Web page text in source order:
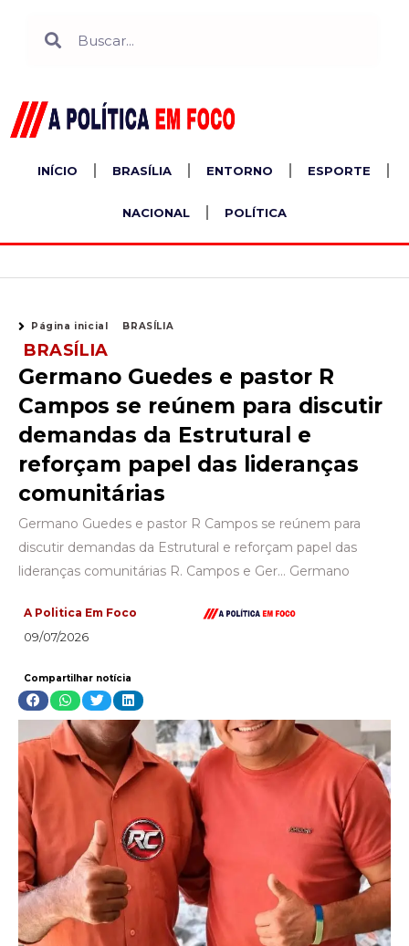
INÍCIO BRASÍLIA ENTORNO ESPORTE
NACIONAL POLÍTICA
Página inicial BRASÍLIA
BRASÍLIA
Germano Guedes e pastor R
Campos se reúnem para discutir
demandas da Estrutural e
reforçam papel das lideranças
comunitárias
Germano Guedes e pastor R Campos se reúnem para
discutir demandas da Estrutural e reforçam papel das
lideranças comunitárias R. Campos e Ger… Germano
A Politica Em Foco
09/07/2026
Compartilhar notícia